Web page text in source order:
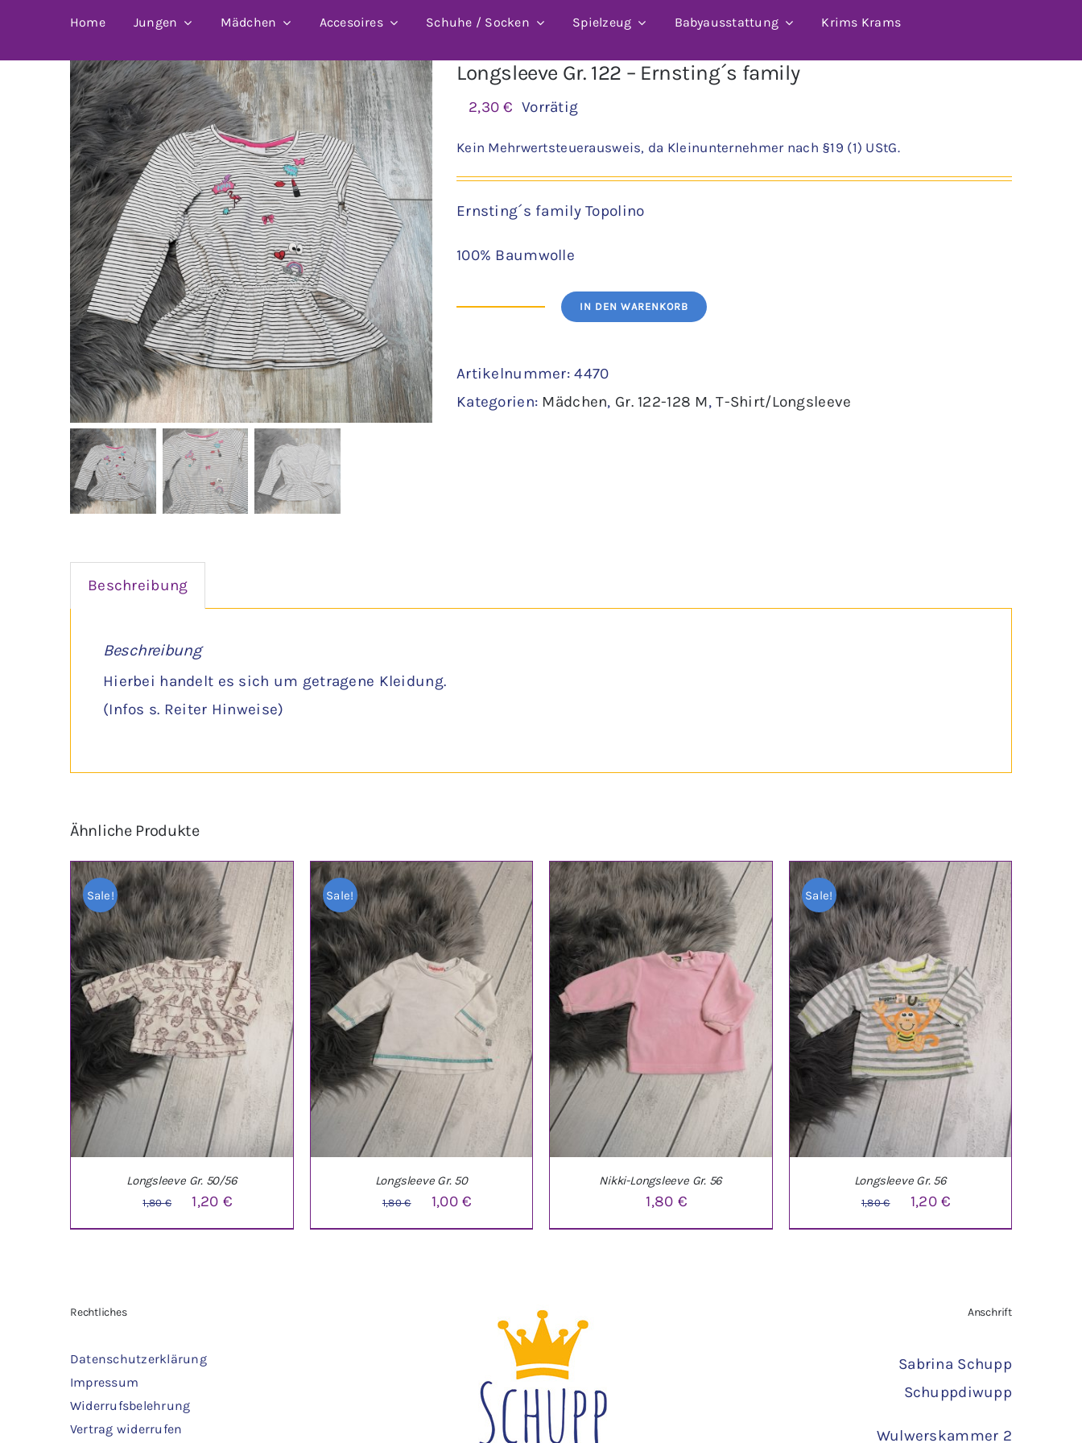
Home Jungen Mädchen Accesoires Schuhe / Socken Spielzeug Babyausstattung Krims Krams
Longsleeve Gr. 122 – Ernsting´s family
2,30€ Vorrätig
Kein Mehrwertsteuerausweis, da Kleinunternehmer nach §19 (1) UStG.
Ernsting´s family Topolino
100% Baumwolle
Longsleeve
122
-
IN DEN WARENKORB
Artikelnummer:4470
Kategorien: Mädchen, Gr. 122-128 M,T-Shirt/Longsleeve
Beschreibung
Beschreibung
Hierbei handelt es sich um getragene Kleidung.
(Infos s. Reiter Hinweise)
Ähnliche Produkte
Sale!
IN DEN WARENKORB
Longsleeve Gr. 50/56
1,80€
Ursprünglicher
Preis
1,20 €
Preis
Sale!
Longsleeve Gr. 50
1,80€
Ursprünglicher
Preis
1,00€
Preis
Nikki-Longsleeve Gr. 56
1,80 €
Sale!
DETAILS
Longsleeve Gr. 56
1,80€
Ursprünglicher
Preis
1,20€
Preis
Rechtliches
Datenschutzerklärung
Impressum
Widerrufsbelehrung
Vertrag widerrufen
Anschrift
Sabrina Schupp
Schuppdiwupp
Wulwerskammer 2